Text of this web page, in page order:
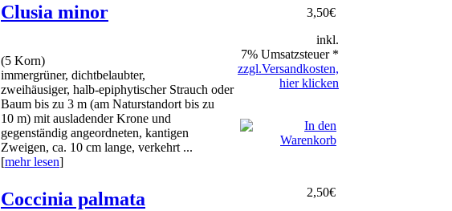
Clusia minor
(5 Korn)
immergrüner, dichtbelaubter,
zweihäusiger, halb-epiphytischer Strauch oder
Baum bis zu 3 m (am Naturstandort bis zu
10 m) mit ausladender Krone und
gegenständig angeordneten, kantigen
Zweigen, ca. 10 cm lange, verkehrt ...
[mehr lesen]
3,50€
inkl.
7% Umsatzsteuer *
zzgl.Versandkosten,
hier klicken
Coccinia palmata 2,50€